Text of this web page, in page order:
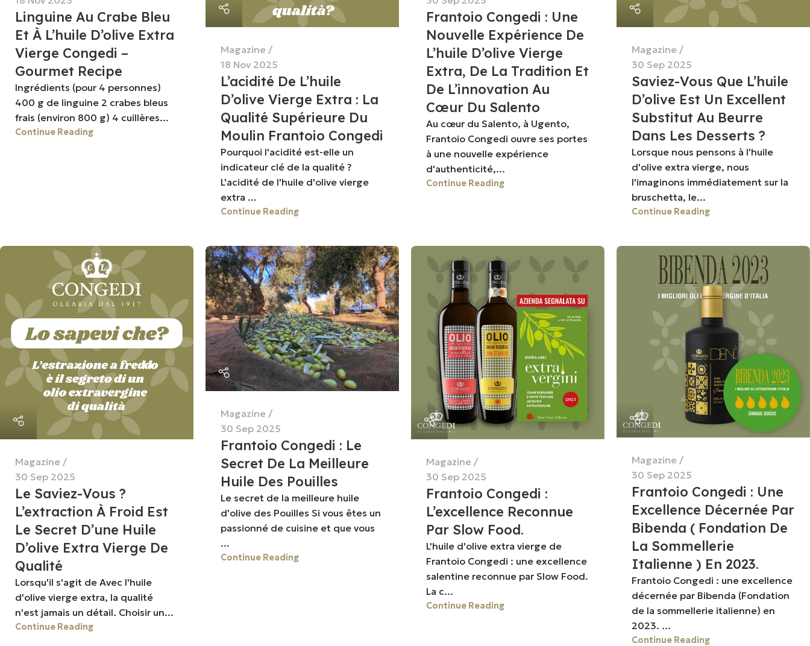
Linguine Au Crabe Bleu
Et À L’huile D’olive Extra
Vierge Congedi –
Gourmet Recipe
Ingrédients (pour 4 personnes)
400 g de linguine 2 crabes bleus
frais (environ 800 g) 4 cuillères...
Continue Reading
Magazine
18 Nov 2025
L’acidité De L’huile
D’olive Vierge Extra : La
Qualité Supérieure Du
Moulin Frantoio Congedi
Pourquoi l'acidité est-elle un
indicateur clé de la qualité ?
L'acidité de l'huile d'olive vierge
extra ...
Continue Reading
Frantoio Congedi : Une
Nouvelle Expérience De
L’huile D’olive Vierge
Extra, De La Tradition Et
De L’innovation Au
Cœur Du Salento
Au cœur du Salento, à Ugento,
Frantoio Congedi ouvre ses portes
à une nouvelle expérience
d'authenticité,...
Continue Reading
Magazine
30 Sep 2025
Saviez-Vous Que L’huile
D’olive Est Un Excellent
Substitut Au Beurre
Dans Les Desserts ?
Lorsque nous pensons à l'huile
d'olive extra vierge, nous
l'imaginons immédiatement sur la
bruschetta, le...
Continue Reading
Magazine
30 Sep 2025
Le Saviez-Vous ?
L’extraction À Froid Est
Le Secret D’une Huile
D’olive Extra Vierge De
Qualité
Lorsqu'il s'agit de Avec l'huile
d'olive vierge extra, la qualité
n'est jamais un détail. Choisir un...
Continue Reading
Magazine
30 Sep 2025
Frantoio Congedi : Le
Secret De La Meilleure
Huile Des Pouilles
Le secret de la meilleure huile
d'olive des Pouilles Si vous êtes un
passionné de cuisine et que vous
...
Continue Reading
Magazine
30 Sep 2025
Frantoio Congedi :
L’excellence Reconnue
Par Slow Food.
L'huile d'olive extra vierge de
Frantoio Congedi : une excellence
salentine reconnue par Slow Food.
La c...
Continue Reading
Magazine
30 Sep 2025
Frantoio Congedi : Une
Excellence Décernée Par
Bibenda ( Fondation De
La Sommellerie
Italienne ) En 2023.
Frantoio Congedi : une excellence
décernée par Bibenda (Fondation
de la sommellerie italienne) en
2023. ...
Continue Reading